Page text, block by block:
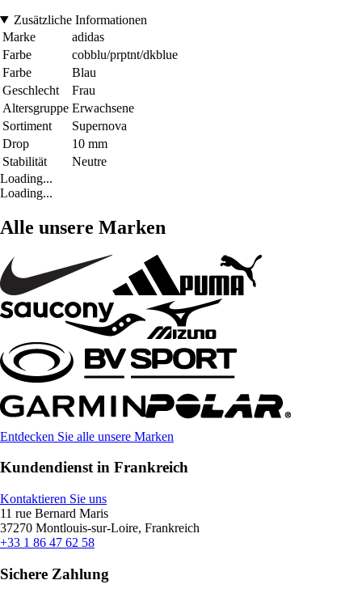
Zusätzliche Informationen
Marke
adidas
Farbe
cobblu/prptnt/dkblue
Farbe
Blau
Geschlecht
Frau
Altersgruppe Erwachsene
Sortiment
Supernova
Drop
10 mm
Stabilität
Neutre
Loading...
Loading...
Alle unsere Marken
Entdecken Sie alle unsere Marken
Kundendienst in Frankreich
Kontaktieren Sie uns
11 rue Bernard Maris
37270 Montlouis-sur-Loire, Frankreich
+33 1 86 47 62 58
Sichere Zahlung